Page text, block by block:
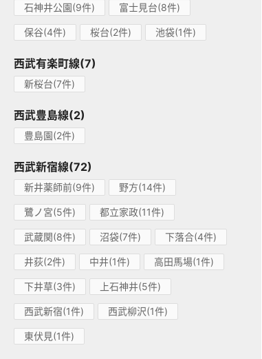
石神井公園(9件) 富士見台(8件)
保谷(4件) 桜台(2件) 池袋(1件)
西武有楽町線(7)
新桜台(7件)
西武豊島線(2)
豊島園(2件)
西武新宿線(72)
新井薬師前(9件) 野方(14件)
鷺ノ宮(5件) 都立家政(11件)
武蔵関(8件) 沼袋(7件) 下落合(4件)
井荻(2件) 中井(1件) 高田馬場(1件)
下井草(3件) 上石神井(5件)
西武新宿(1件) 西武柳沢(1件)
東伏見(1件)